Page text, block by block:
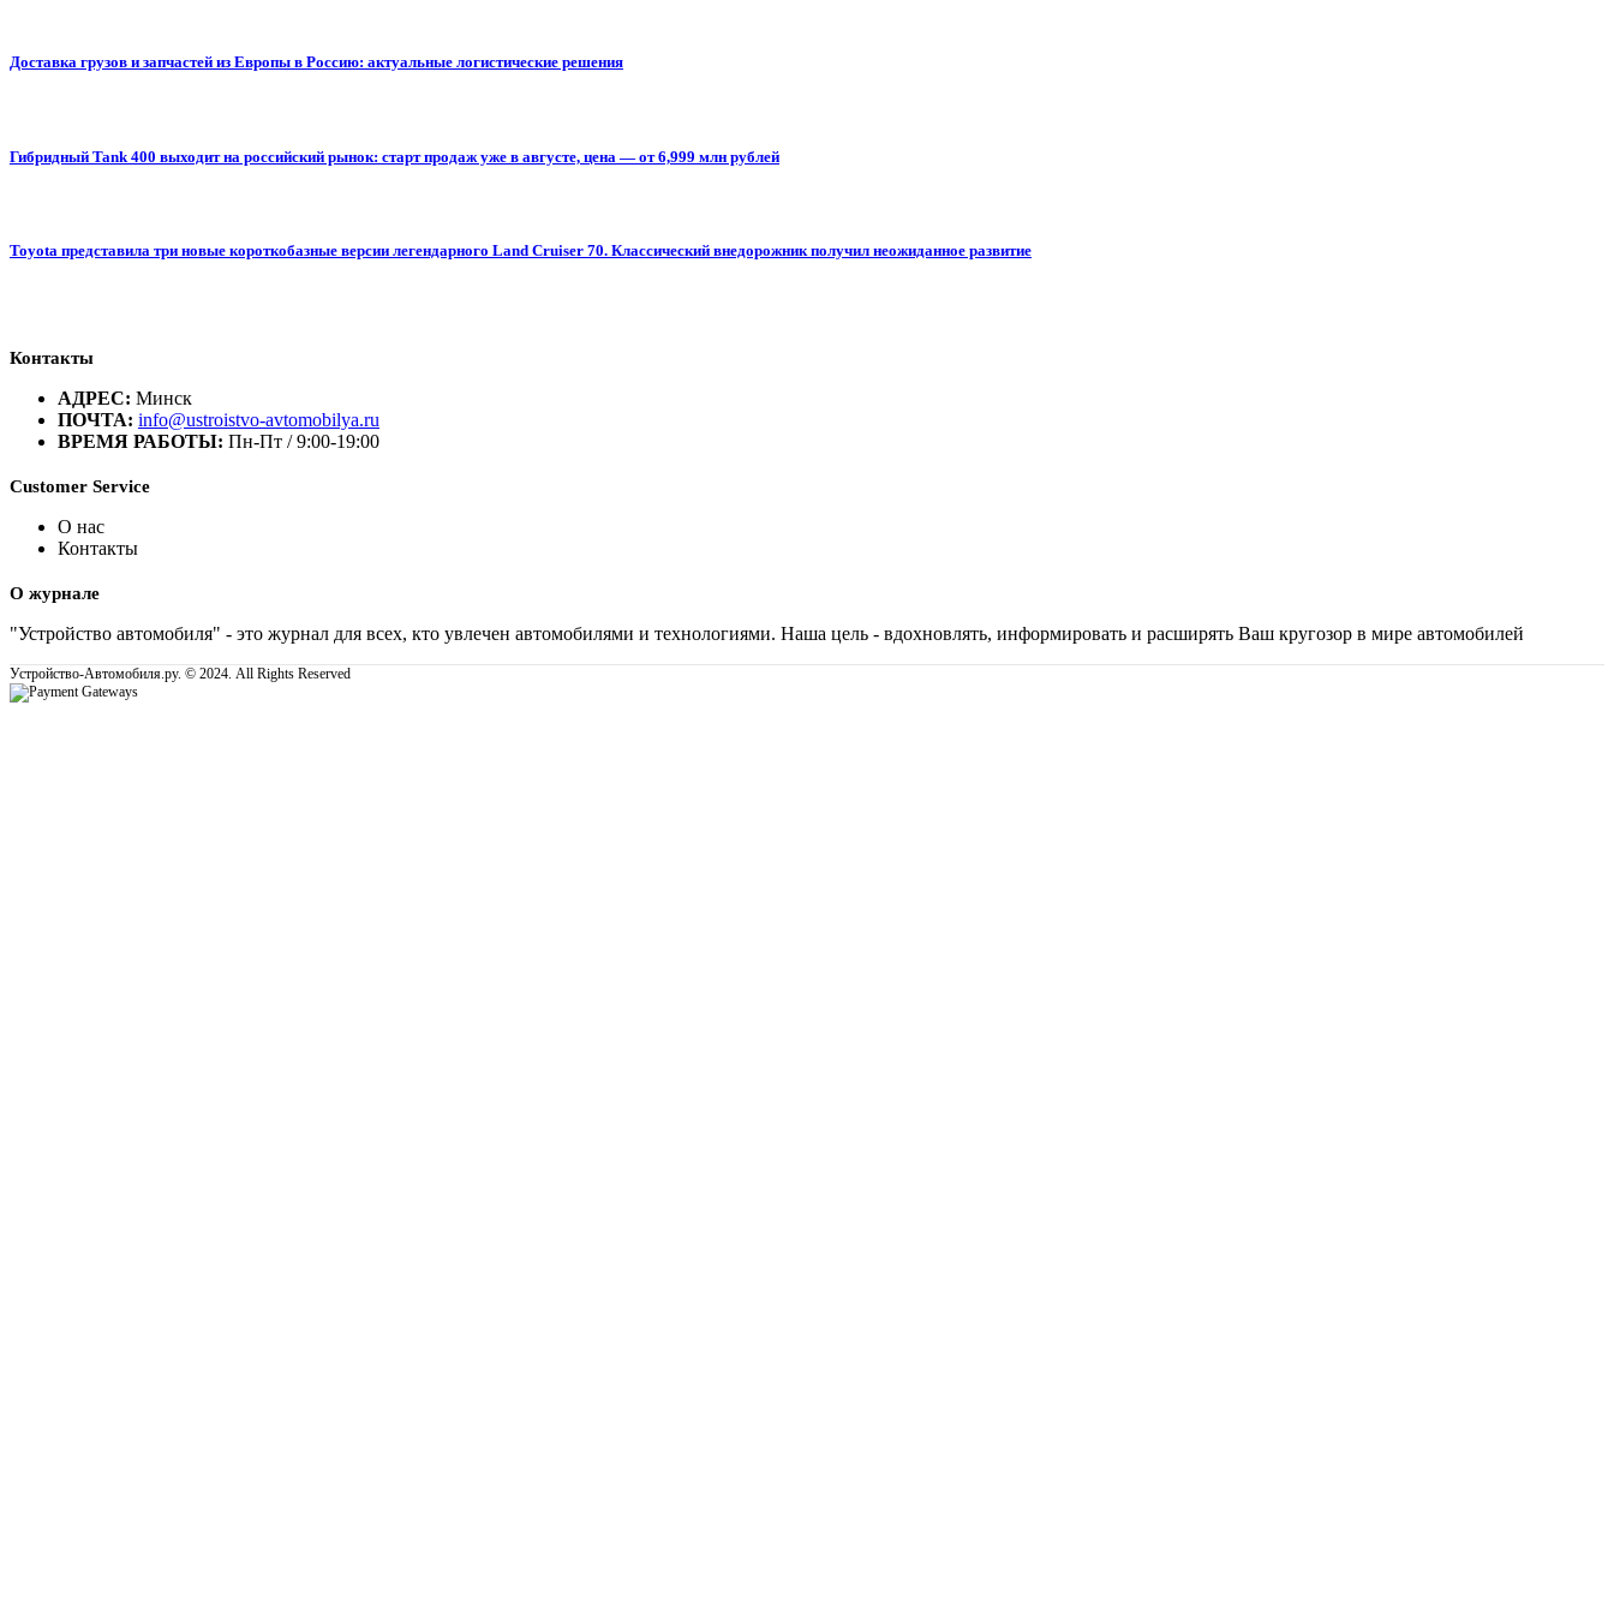
Доставка грузов и запчастей из Европы в Россию: актуальные логистические решения
Гибридный Tank 400 выходит на российский рынок: старт продаж уже в августе, цена — от 6,999 млн рублей
Toyota представила три новые короткобазные версии легендарного Land Cruiser 70. Классический внедорожник получил неожиданное развитие
Контакты
АДРЕС: Минск
ПОЧТА: info@ustroistvo-avtomobilya.ru
ВРЕМЯ РАБОТЫ: Пн-Пт / 9:00-19:00
Customer Service
О нас
Контакты
О журнале
"Устройство автомобиля" - это журнал для всех, кто увлечен автомобилями и технологиями. Наша цель - вдохновлять, информировать и расширять Ваш кругозор в мире автомобилей
Устройство-Автомобиля.ру. © 2024. All Rights Reserved